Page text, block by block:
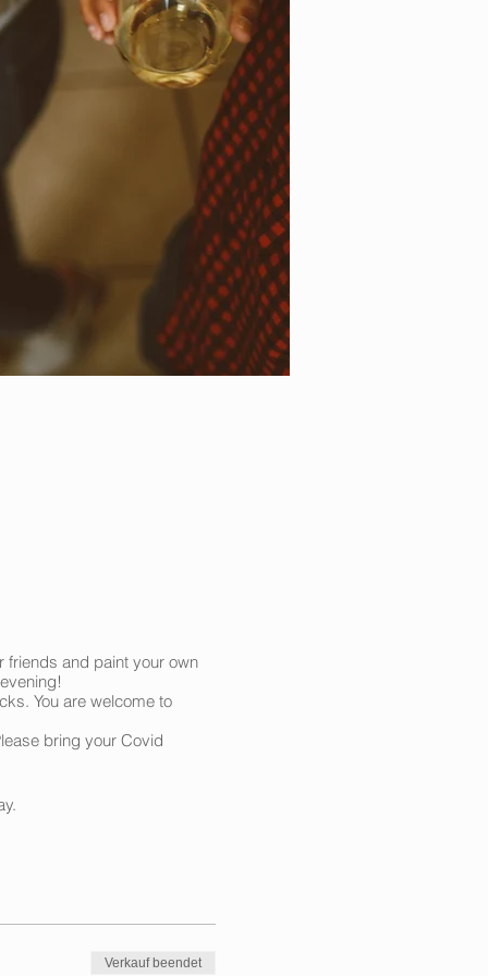
friends and paint your own
You are welcome to
bring your Covid
Verkauf beendet